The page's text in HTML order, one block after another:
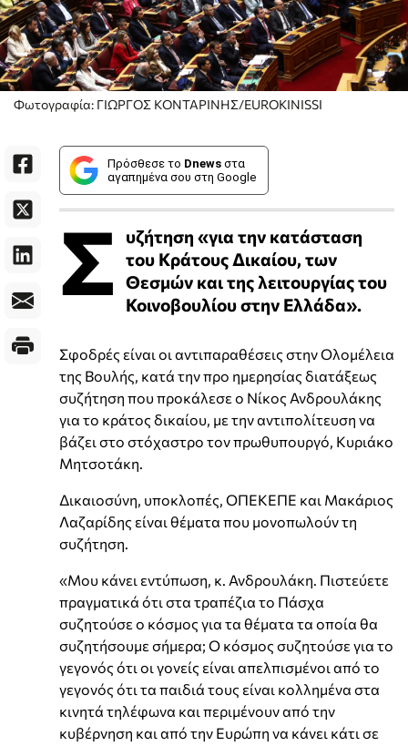
Φωτογραφία: ΓΙΩΡΓΟΣ ΚΟΝΤΑΡΙΝΗΣ/EUROKINISSI
Πρόσθεσε το Dnews στα
αγαπημένα σου στη Google
Σ
υζήτηση «για την κατάσταση
του Κράτους Δικαίου, των
Θεσμών και της λειτουργίας του
Κοινοβουλίου στην Ελλάδα».
Σφοδρές είναι οι αντιπαραθέσεις στην Ολομέλεια
της Βουλής, κατά την προ ημερησίας διατάξεως
συζήτηση που προκάλεσε ο Νίκος Ανδρουλάκης
για το κράτος δικαίου, με την αντιπολίτευση να
βάζει στο στόχαστρο τον πρωθυπουργό, Κυριάκο
Μητσοτάκη.
Δικαιοσύνη, υποκλοπές, ΟΠΕΚΕΠΕ και Μακάριος
Λαζαρίδης είναι θέματα που μονοπωλούν τη
συζήτηση.
«Μου κάνει εντύπωση, κ. Ανδρουλάκη. Πιστεύετε
πραγματικά ότι στα τραπέζια το Πάσχα
συζητούσε ο κόσμος για τα θέματα τα οποία θα
συζητήσουμε σήμερα; Ο κόσμος συζητούσε για το
γεγονός ότι οι γονείς είναι απελπισμένοι από το
γεγονός ότι τα παιδιά τους είναι κολλημένα στα
κινητά τηλέφωνα και περιμένουν από την
κυβέρνηση και από την Ευρώπη να κάνει κάτι σε